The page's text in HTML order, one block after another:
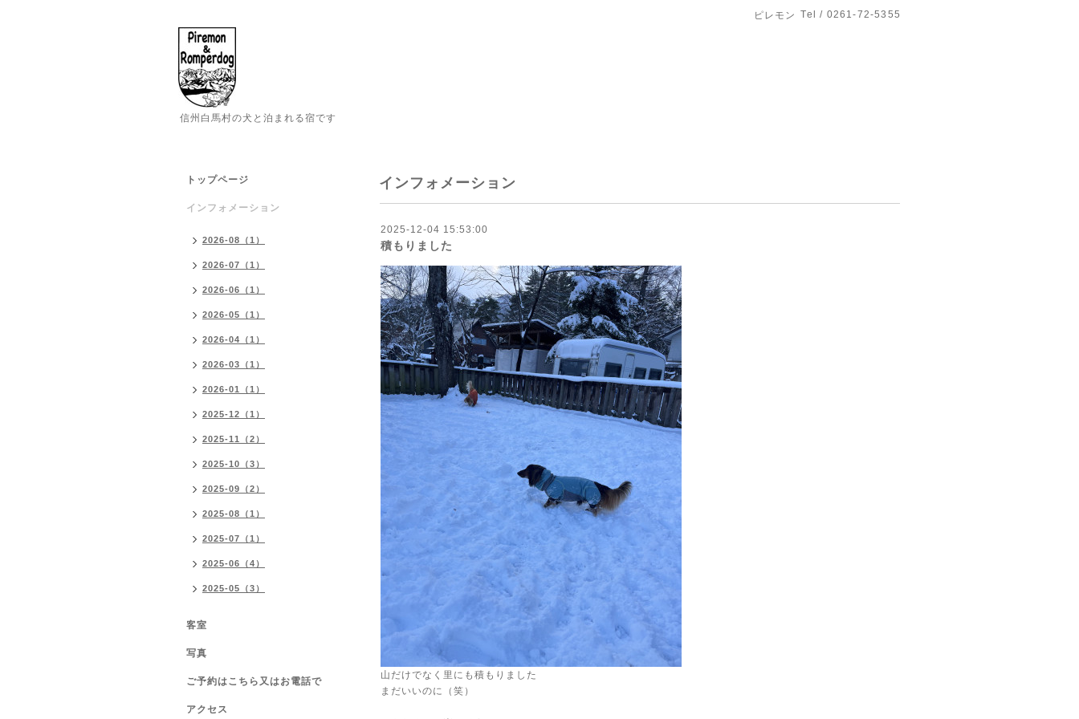
ピレモン Tel / 0261-72-5355
信州白馬村の犬と泊まれる宿です
インフォメーション
2025-12-04 15:53:00
積もりました
山だけでなく里にも積もりました
まだいいのに（笑）
トップページ
インフォメーション
2026-08（1）
2026-07（1）
2026-06（1）
2026-05（1）
2026-04（1）
2026-03（1）
2026-01（1）
2025-12（1）
2025-11（2）
2025-10（3）
2025-09（2）
2025-08（1）
2025-07（1）
2025-06（4）
2025-05（3）
客室
写真
ご予約はこちら又はお電話で
アクセス